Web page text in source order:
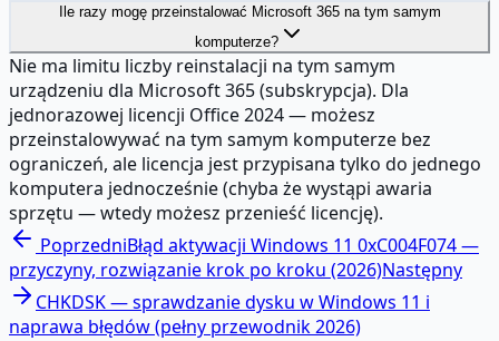
Ile razy mogę przeinstalować Microsoft 365 na tym samym
komputerze?
Nie ma limitu liczby reinstalacji na tym samym
urządzeniu dla Microsoft 365 (subskrypcja). Dla
jednorazowej licencji Office 2024 — możesz
przeinstalowywać na tym samym komputerze bez
ograniczeń, ale licencja jest przypisana tylko do jednego
komputera jednocześnie (chyba że wystąpi awaria
sprzętu — wtedy możesz przenieść licencję).
PoprzedniBłąd aktywacji Windows 11 0xC004F074 —
przyczyny, rozwiązanie krok po kroku (2026)Następny
CHKDSK — sprawdzanie dysku w Windows 11 i
naprawa błędów (pełny przewodnik 2026)